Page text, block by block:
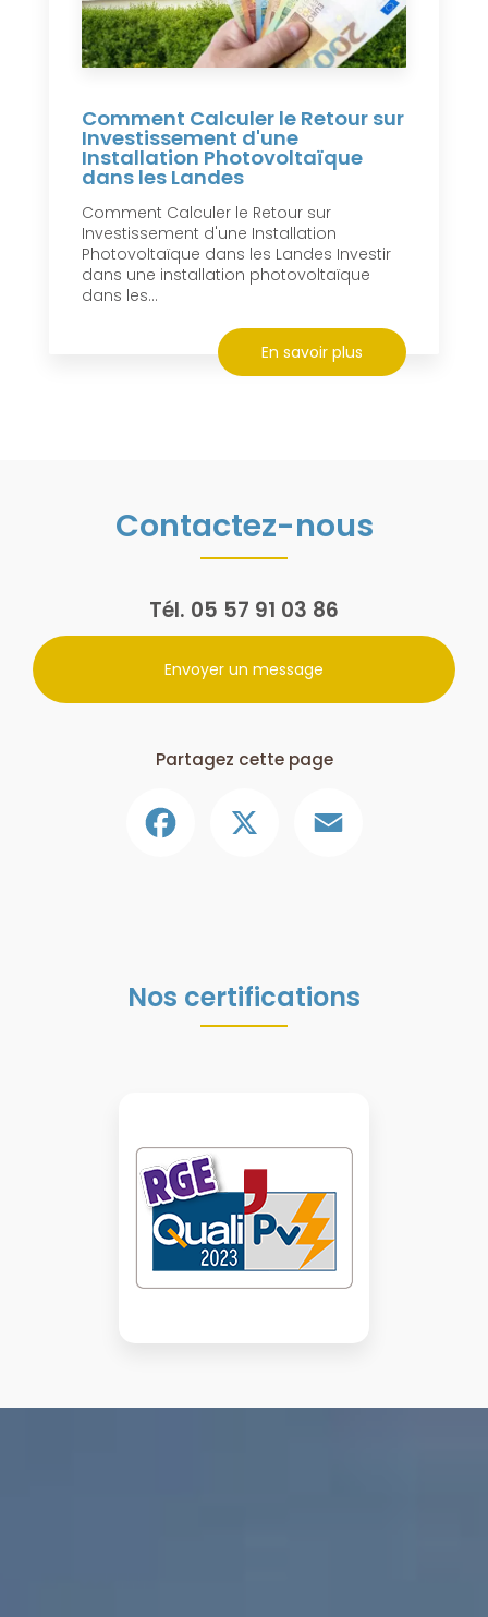
Comment Calculer le Retour sur
Investissement d'une
Installation Photovoltaïque
dans les Landes
Comment Calculer le Retour sur
Investissement d'une Installation
Photovoltaïque dans les Landes Investir
dans une installation photovoltaïque
dans les...
En savoir plus
Contactez-nous
Tél. 05 57 91 03 86
Envoyer un message
Partagez cette page
Nos certifications